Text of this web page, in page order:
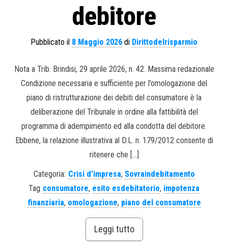
debitore
Pubblicato il 8 Maggio 2026 di Dirittodelrisparmio
Nota a Trib. Brindisi, 29 aprile 2026, n. 42. Massima redazionale
Condizione necessaria e sufficiente per l’omologazione del
piano di ristrutturazione dei debiti del consumatore è la
deliberazione del Tribunale in ordine alla fattibilità del
programma di adempimento ed alla condotta del debitore.
Ebbene, la relazione illustrativa al D.L. n. 179/2012 consente di
ritenere che […]
Categoria: Crisi d'impresa, Sovraindebitamento
Tag consumatore, esito esdebitatorio, impotenza
finanziaria, omologazione, piano del consumatore
Leggi tutto